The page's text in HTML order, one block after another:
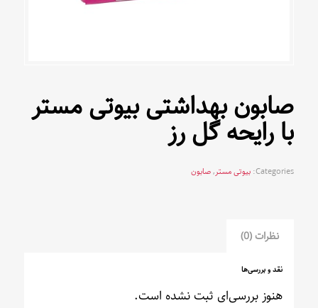
صابون بهداشتی بیوتی مستر
با رایحه گل رز
Categories: بیوتی مستر,صابون
نظرات (0)
نقد و بررسی‌ها
هنوز بررسی‌ای ثبت نشده است.